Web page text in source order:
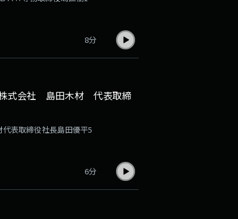
8分
式会社 島田木材 代表取締
表取締役社長島田優平5
6分